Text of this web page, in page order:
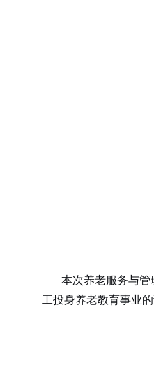
本次养老服务与
工投身养老教育事业